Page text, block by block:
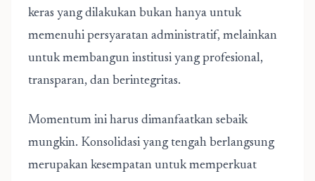
keras yang dilakukan bukan hanya untuk
memenuhi persyaratan administratif, melainkan
untuk membangun institusi yang profesional,
transparan, dan berintegritas.
Momentum ini harus dimanfaatkan sebaik
mungkin. Konsolidasi yang tengah berlangsung
merupakan kesempatan untuk memperkuat